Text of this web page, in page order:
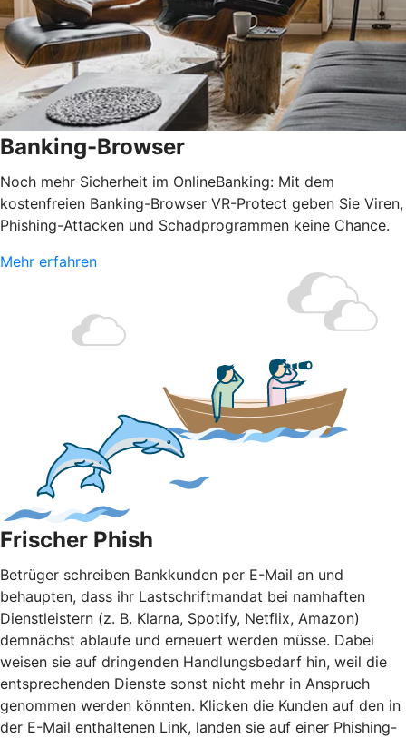
Banking-Browser
Noch mehr Sicherheit im OnlineBanking: Mit dem
kostenfreien Banking-Browser VR-Protect geben Sie Viren,
Phishing-Attacken und Schadprogrammen keine Chance.
Mehr erfahren
Frischer Phish
Betrüger schreiben Bankkunden per E-Mail an und
behaupten, dass ihr Lastschriftmandat bei namhaften
Dienstleistern (z. B. Klarna, Spotify, Netflix, Amazon)
demnächst ablaufe und erneuert werden müsse. Dabei
weisen sie auf dringenden Handlungsbedarf hin, weil die
entsprechenden Dienste sonst nicht mehr in Anspruch
genommen werden könnten. Klicken die Kunden auf den in
der E-Mail enthaltenen Link, landen sie auf einer Phishing-